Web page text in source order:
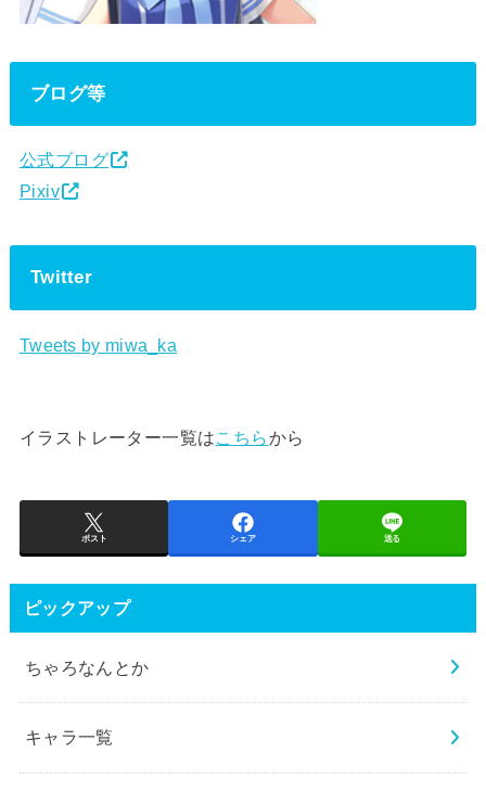
ブログ等
公式ブログ
Pixiv
Twitter
Tweets by miwa_ka
イラストレーター一覧はこちらから
ポスト シェア 送る
ピックアップ
ちゃろなんとか
キャラ一覧